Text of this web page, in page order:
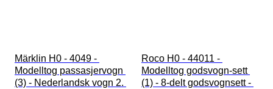
Märklin H0 - 4049 -
Modelltog passasjervogn
(3) - Nederlandsk vogn 2.
Roco H0 - 44011 -
Modelltog godsvogn-sett
(1) - 8-delt godsvognsett -